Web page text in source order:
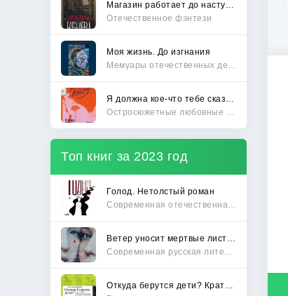
Отечественное фэнтези
Моя жизнь. До изгнания
Топ книг за 2023 год
Голод. Нетолстый роман